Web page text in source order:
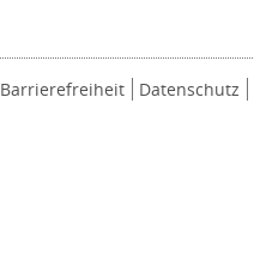
Barrierefreiheit Datenschutz